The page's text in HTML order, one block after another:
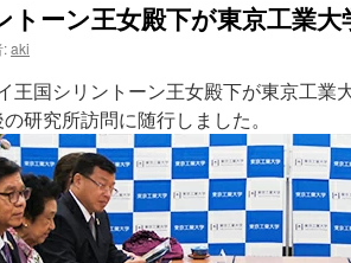
トーン王女殿下が東京工業大
:aki
王国シリントーン王女殿下が東京工業
研究所訪問に随行しました。